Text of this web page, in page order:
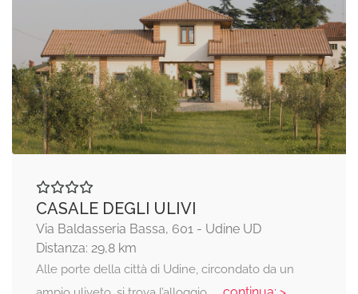
CASALE DEGLI ULIVI
Via Baldasseria Bassa, 601 - Udine UD
Distanza: 29,8 km
Alle porte della città di Udine, circondato da un